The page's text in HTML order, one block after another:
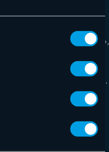
de domaines
de communication par
« man-in-the-middle »,
dans les emails
service en évitant les
sur les résolutions DNS.
: